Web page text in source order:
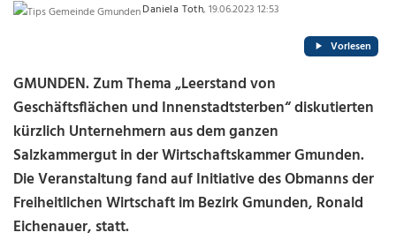
Daniela Toth, 19.06.2023 12:53
Vorlesen
GMUNDEN. Zum Thema „Leerstand von
Geschäftsflächen und Innenstadtsterben“ diskutierten
kürzlich Unternehmern aus dem ganzen
Salzkammergut in der Wirtschaftskammer Gmunden.
Die Veranstaltung fand auf Initiative des Obmanns der
Freiheitlichen Wirtschaft im Bezirk Gmunden, Ronald
Eichenauer, statt.